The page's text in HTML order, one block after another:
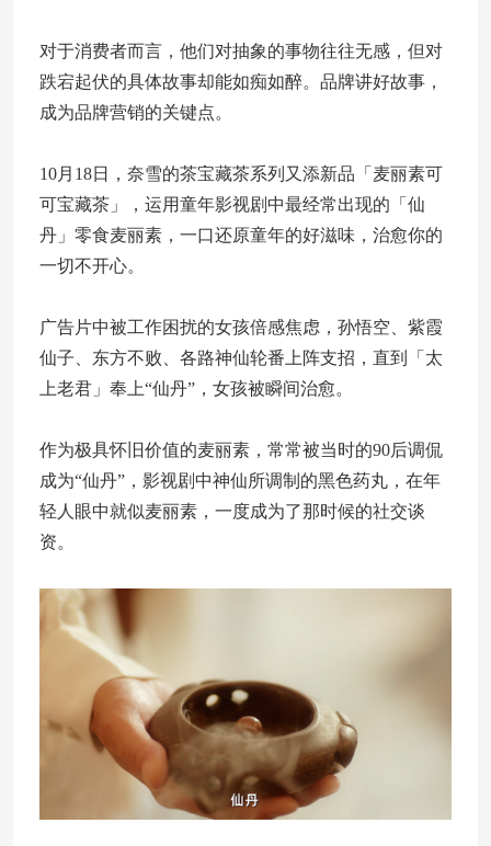
对于消费者而言，他们对抽象的事物往往无感，但对
跌宕起伏的具体故事却能如痴如醉。品牌讲好故事，
成为品牌营销的关键点。
10月18日，奈雪的茶宝藏茶系列又添新品「麦丽素可
可宝藏茶」，运用童年影视剧中最经常出现的「仙
丹」零食麦丽素，一口还原童年的好滋味，治愈你的
一切不开心。
广告片中被工作困扰的女孩倍感焦虑，孙悟空、紫霞
仙子、东方不败、各路神仙轮番上阵支招，直到「太
上老君」奉上“仙丹”，女孩被瞬间治愈。
作为极具怀旧价值的麦丽素，常常被当时的90后调侃
成为“仙丹”，影视剧中神仙所调制的黑色药丸，在年
轻人眼中就似麦丽素，一度成为了那时候的社交谈
资。